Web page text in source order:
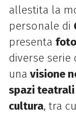
allestita la
personale di
presenta
diverse
una visione
spazi
cultura, tra